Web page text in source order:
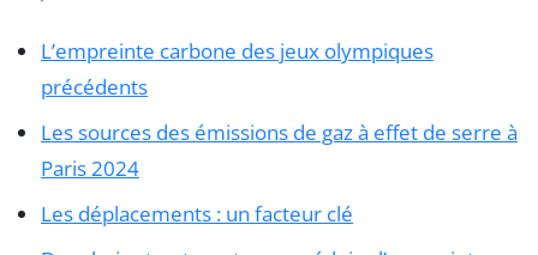
L’empreinte carbone des jeux olympiques
précédents
Les sources des émissions de gaz à effet de serre à
Paris 2024
Les déplacements : un facteur clé